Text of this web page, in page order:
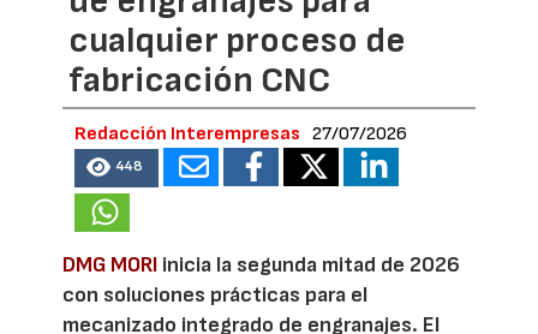
cualquier proceso de
fabricación CNC
Redacción Interempresas 27/07/2026
448
DMG MORI inicia la segunda mitad de 2026
con soluciones prácticas para el
mecanizado integrado de engranajes. El